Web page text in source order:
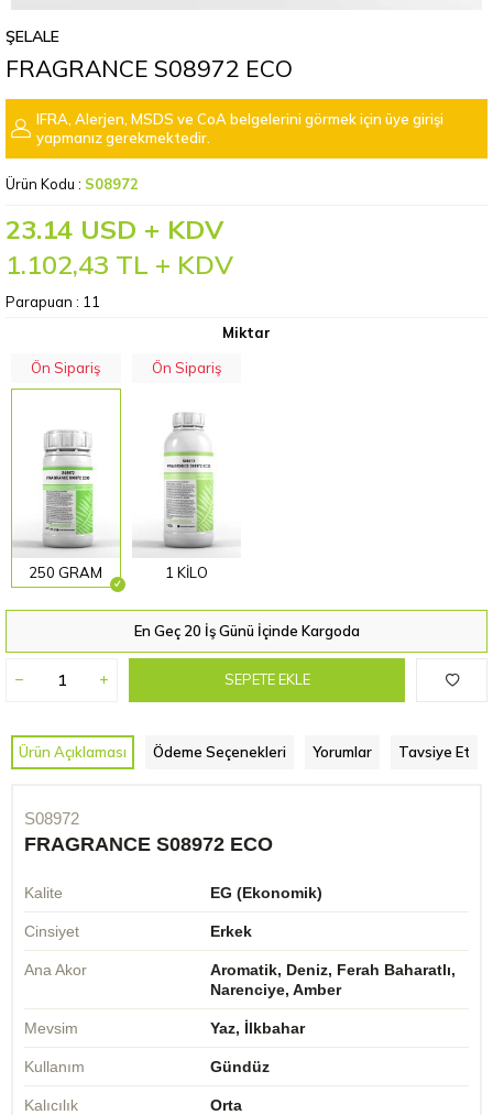
ŞELALE
FRAGRANCE S08972 ECO
IFRA, Alerjen, MSDS ve CoA belgelerini görmek için üye girişi
yapmanız gerekmektedir.
Ürün Kodu : S08972
23.14 USD + KDV
1.102,43 TL + KDV
Parapuan : 11
Miktar
Ön Sipariş
250 GRAM
Ön Sipariş
1 KİLO
En Geç 20 İş Günü İçinde Kargoda
SEPETE EKLE
Ürün Açıklaması Ödeme Seçenekleri Yorumlar Tavsiye Et
S08972
FRAGRANCE S08972 ECO
Kalite EG (Ekonomik)
Cinsiyet Erkek
Ana Akor
Aromatik, Deniz, Ferah Baharatlı,
Narenciye, Amber
Mevsim Yaz, İlkbahar
Kullanım Gündüz
Kalıcılık Orta